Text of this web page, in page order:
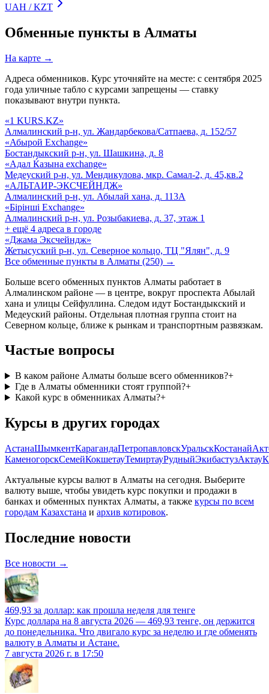
UAH / KZT
Обменные пункты в Алматы
На карте →
Адреса обменников. Курс уточняйте на месте: с сентября 2025
года уличные табло с курсами запрещены — ставку
показывают внутри пункта.
«1 KURS.KZ»
Алмалинский р-н, ул. Жандарбекова/Сатпаева, д. 152/57
«Абырой Exchange»
Бостандыкский р-н, ул. Шашкина, д. 8
«Адал Ќазына exchange»
Медеуский р-н, ул. Мендикулова, мкр. Самал-2, д. 45,кв.2
«АЛЬТАИР-ЭКСЧЕЙНДЖ»
Алмалинский р-н, ул. Абылай хана, д. 113А
«Бірінші Exchange»
Алмалинский р-н, ул. Розыбакиева, д. 37, этаж 1
+ ещё 4 адреса в городе
«Джама Эксчейндж»
Жетысуский р-н, ул. Северное кольцо, ТЦ "Ялян", д. 9
Все обменные пункты в Алматы (250) →
Больше всего обменных пунктов Алматы работает в
Алмалинском районе — в центре, вокруг проспекта Абылай
хана и улицы Сейфуллина. Следом идут Бостандыкский и
Медеуский районы. Отдельная плотная группа стоит на
Северном кольце, ближе к рынкам и транспортным развязкам.
Частые вопросы
В каком районе Алматы больше всего обменников?+
Где в Алматы обменники стоят группой?+
Какой курс в обменниках Алматы?+
Курсы в других городах
АстанаШымкентКарагандаПетропавловскУральскКостанай
КаменогорскСемейКокшетауТемиртауРудныйЭкибастузАктау
Актуальные курсы валют в Алматы на сегодня. Выберите
валюту выше, чтобы увидеть курс покупки и продажи в
банках и обменных пунктах Алматы, а также курсы по всем
городам Казахстана и архив котировок.
Последние новости
Все новости →
469,93 за доллар: как прошла неделя для тенге
Курс доллара на 8 августа 2026 — 469,93 тенге, он держится
до понедельника. Что двигало курс за неделю и где обменять
валюту в Алматы и Астане.
7 августа 2026 г. в 17:50